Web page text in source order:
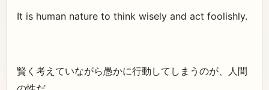
It is human nature to think wisely and act foolishly.
賢く考えていながら愚かに行動してしまうのが、人間